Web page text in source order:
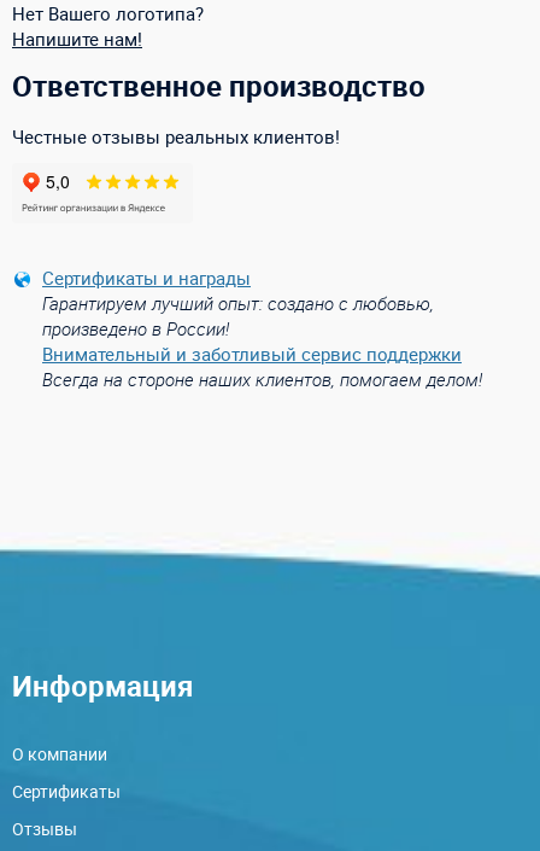
Нет Вашего логотипа?
Напишите нам!
Ответственное производство
Честные отзывы реальных клиентов!
Сертификаты и награды
Гарантируем лучший опыт: создано с любовью,
произведено в России!
Внимательный и заботливый сервис поддержки
Всегда на стороне наших клиентов, помогаем делом!
Информация
О компании
Сертификаты
Отзывы